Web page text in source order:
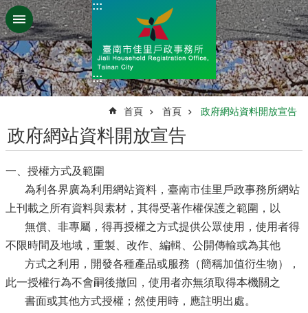
跳到主要內容區塊
:::
:::
首頁 首頁 政府網站資料開放宣告
政府網站資料開放宣告
一、授權方式及範圍
為利各界廣為利用網站資料，臺南市佳里戶政事務所網站
上刊載之所有資料與素材，其得受著作權保護之範圍，以
無償、非專屬，得再授權之方式提供公眾使用，使用者得
不限時間及地域，重製、改作、編輯、公開傳輸或為其他
方式之利用，開發各種產品或服務（簡稱加值衍生物），
此一授權行為不會嗣後撤回，使用者亦無須取得本機關之
書面或其他方式授權；然使用時，應註明出處。